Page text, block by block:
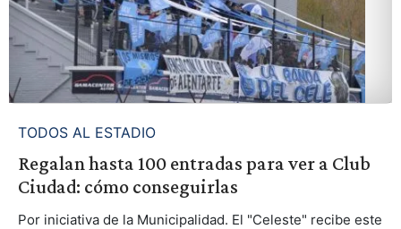
TODOS AL ESTADIO
Regalan hasta 100 entradas para ver a Club
Ciudad: cómo conseguirlas
Por iniciativa de la Municipalidad. El "Celeste" recibe este